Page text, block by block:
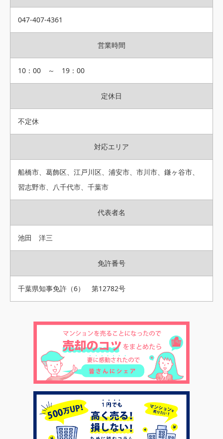
047-407-4361
営業時間
10：00 ～ 19：00
定休日
不定休
対応エリア
船橋市、葛飾区、江戸川区、浦安市、市川市、鎌ヶ谷市、
習志野市、八千代市、千葉市
代表者名
池田 洋三
免許番号
千葉県知事免許（6） 第12782号